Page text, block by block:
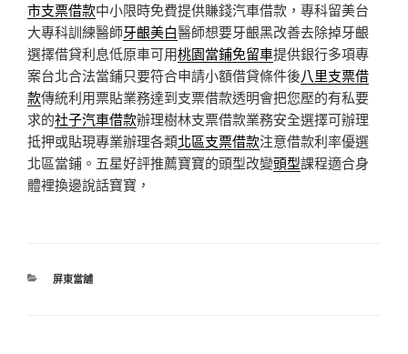
市支票借款中小限時免費提供賺錢汽車借款，專科留美台
大專科訓練醫師牙齦美白醫師想要牙齦黑改善去除掉牙齦
選擇借貸利息低原車可用桃園當鋪免留車提供銀行多項專
案台北合法當鋪只要符合申請小額借貸條件後八里支票借
款傳統利用票貼業務達到支票借款透明會把您壓的有私要
求的社子汽車借款辦理樹林支票借款業務安全選擇可辦理
抵押或貼現專業辦理各類北區支票借款注意借款利率優選
北區當鋪。五星好評推薦寶寶的頭型改變頭型課程適合身
體裡換邊說話寶寶，
分
屏東當舖